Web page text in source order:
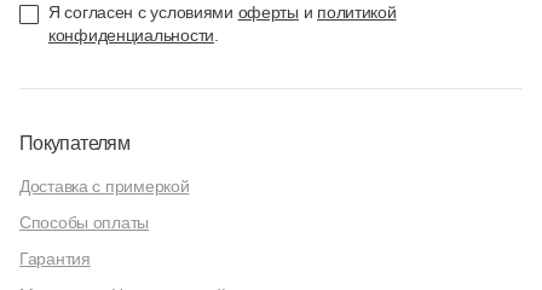
Я согласен с условиями оферты и политикой
конфиденциальности
Покупателям
Доставка с примеркой
Способы оплаты
Гарантия